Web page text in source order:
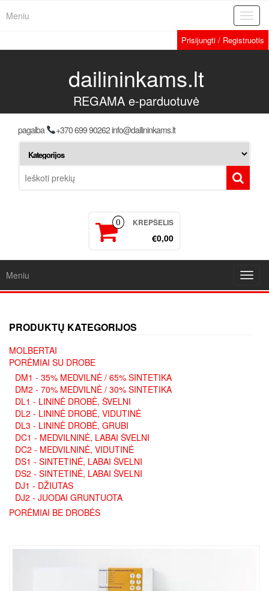
Meniu
Prisijungti / Registruotis
dailininkams.lt
REGAMA e-parduotuvė
pagalba +370 699 90262 info@dailininkams.lt
0 KREPŠELIS
€0,00
Meniu
PRODUKTŲ KATEGORIJOS
MOLBERTAI
PORĖMIAI SU DROBE
DM1 - 35% MEDVILNĖ / 65% SINTETIKA
DM2 - 70% MEDVILNĖ / 30% SINTETIKA
DL1 - LININĖ DROBĖ, ŠVELNI
DL2 - LININĖ DROBĖ, VIDUTINĖ
DL3 - LININĖ DROBĖ, GRUBI
DC1 - MEDVILNINĖ, LABAI ŠVELNI
DC2 - MEDVILNINĖ, VIDUTINĖ
DS1 - SINTETINĖ, LABAI ŠVELNI
DS2 - SINTETINĖ, LABAI ŠVELNI
DJ1 - DŽIUTAS
DJ2 - JUODAI GRUNTUOTA
PORĖMIAI BE DROBĖS